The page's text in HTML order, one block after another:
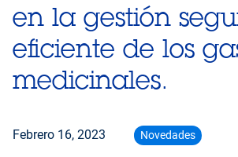
en la gestión
eficiente de los
medicinales.
Febrero 16, 2023 Novedades